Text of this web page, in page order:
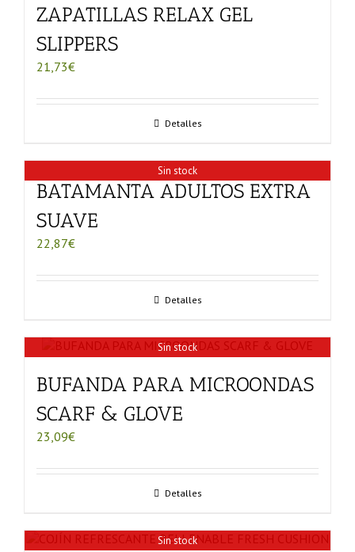
ZAPATILLAS RELAX GEL
SLIPPERS
21,73€
Detalles
Sin stock
BATAMANTA ADULTOS EXTRA
SUAVE
22,87€
Detalles
Sin stock
BUFANDA PARA MICROONDAS
SCARF & GLOVE
23,09€
Detalles
Sin stock